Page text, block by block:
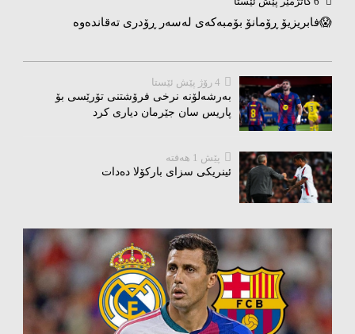
😱فابریزیۆ ڕۆمانۆ بۆمبەکەی لەسەر ڕۆدری تەقاندەوە
4 رۆژ پێش ئێستا
بەرشەلۆنە نرخی فرۆشتنی تۆرێسی بۆ
پاریس سان جێرمان دیاری کرد
پێش 1 هەفتە
ئینریکی سزای بارکۆلا دەدات